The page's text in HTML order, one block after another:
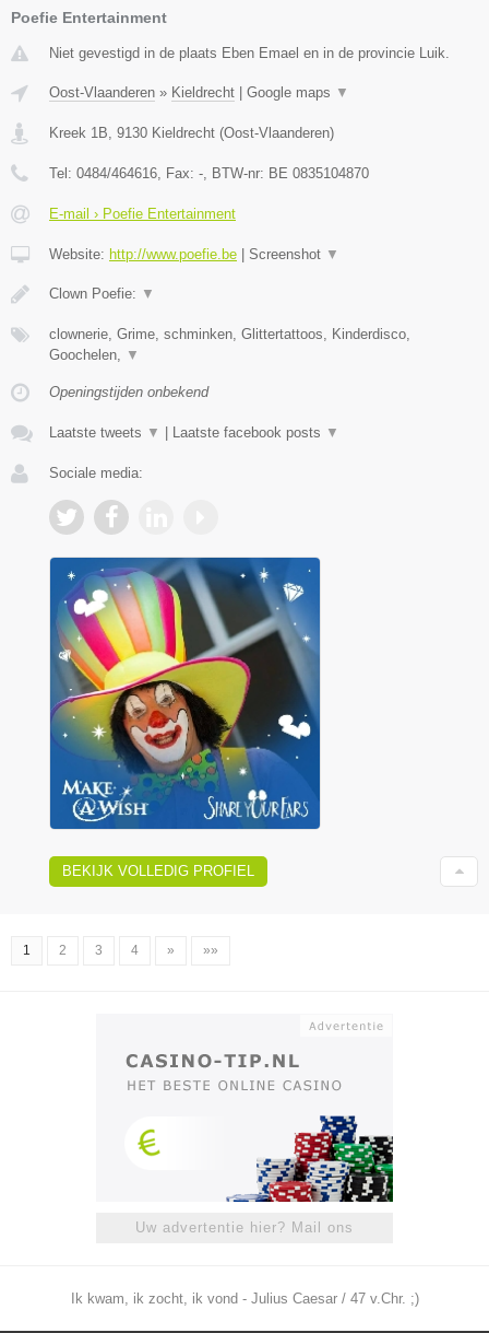
Poefie Entertainment
Niet gevestigd in de plaats Eben Emael en in de provincie Luik.
Oost-Vlaanderen » Kieldrecht Google maps ▼
Kreek 1B, 9130 Kieldrecht (Oost-Vlaanderen)
Tel: 0484/464616, Fax: -, BTW-nr: BE 0835104870
E-mail › Poefie Entertainment
Website: http://www.poefie.be Screenshot ▼
Clown Poefie: ▼
clownerie, Grime, schminken, Glittertattoos, Kinderdisco,
Goochelen, ▼
Openingstijden onbekend
Laatste tweets ▼ Laatste facebook posts ▼
Sociale media:
BEKIJK VOLLEDIG PROFIEL
1 2 3 4 » »»
Uw advertentie hier? Mail ons
Ik kwam, ik zocht, ik vond - Julius Caesar / 47 v.Chr. ;)